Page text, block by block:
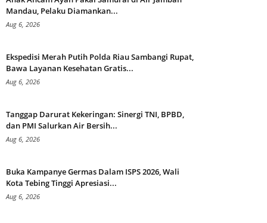
Mandau, Pelaku Diamankan...
Aug 6, 2026
Ekspedisi Merah Putih Polda Riau Sambangi Rupat,
Bawa Layanan Kesehatan Gratis...
Aug 6, 2026
Tanggap Darurat Kekeringan: Sinergi TNI, BPBD,
dan PMI Salurkan Air Bersih...
Aug 6, 2026
Buka Kampanye Germas Dalam ISPS 2026, Wali
Kota Tebing Tinggi Apresiasi...
Aug 6, 2026